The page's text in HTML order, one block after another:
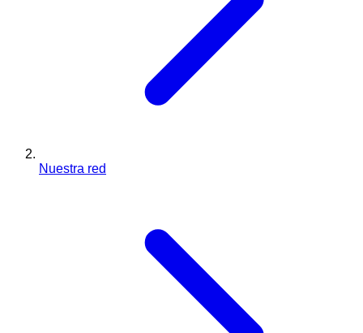
Nuestra red